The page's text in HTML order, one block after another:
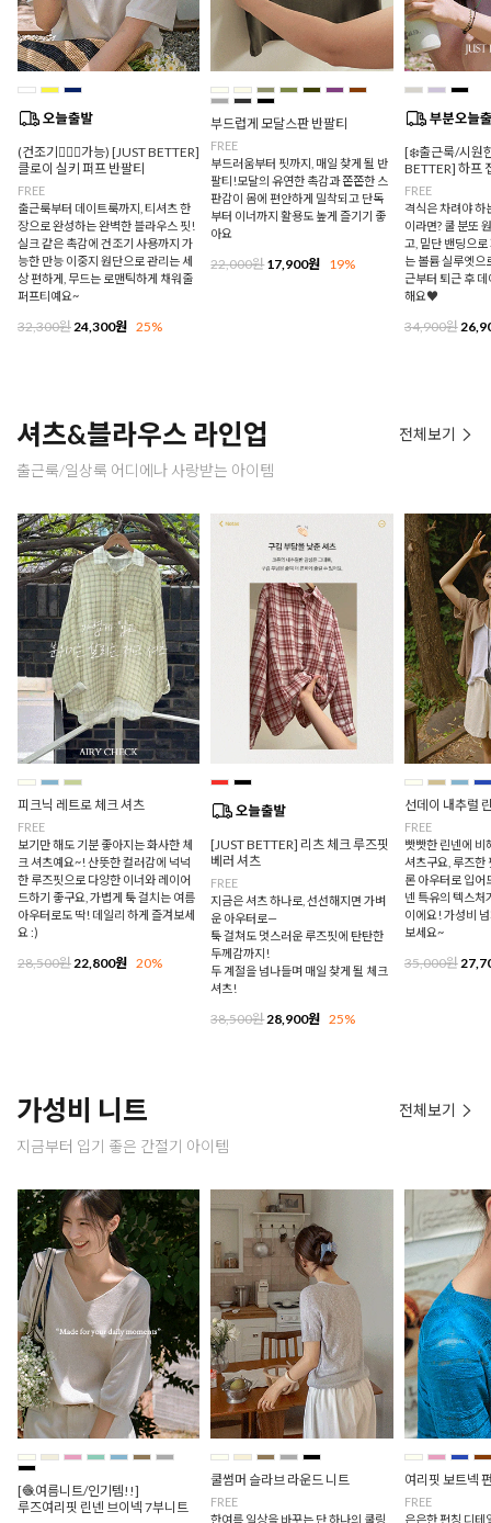
(건조기🙆🏻‍♀️가능) [JUST BETTER]
클로이 실키 퍼프 반팔티
FREE
출근룩부터 데이트룩까지, 티셔츠 한
장으로 완성하는 완벽한 블라우스 핏!
실크 같은 촉감에 건조기 사용까지 가
능한 만능 이중지 원단으로 관리는 세
상 편하게, 무드는 로맨틱하게 채워줄
퍼프티예요~
32,300원24,300원 25%
부드럽게 모달스판 반팔티
FREE
부드러움부터 핏까지, 매일 찾게 될 반
팔티!모달의 유연한 촉감과 쫀쫀한 스
판감이 몸에 편안하게 밀착되고 단독
부터 이너까지 활용도 높게 즐기기 좋
아요
22,000원17,900원 19%
[❄️출근룩/시원
BETTER] 하프
FREE
격식은 차려야 하
이라면? 쿨 분또
고, 밑단 밴딩으
는 볼륨 실루엣으
근부터 퇴근 후
해요♥
34,900원
셔츠&블라우스 라인업
출근룩/일상룩 어디에나 사랑받는 아이템
전체보기
피크닉 레트로 체크 셔츠
FREE
보기만 해도 기분 좋아지는 화사한 체
크 셔츠예요~! 산뜻한 컬러감에 넉넉
한 루즈핏으로 다양한 이너와 레이어
드하기 좋구요, 가볍게 툭 걸치는 여름
아우터로도 딱! 데일리 하게 즐겨보세
요 :)
28,500원 22,800원 20%
[JUST BETTER] 리츠 체크 루즈핏
베러 셔츠
FREE
지금은 셔츠 하나로, 선선해지면 가벼
운 아우터로—
툭 걸쳐도 멋스러운 루즈핏에 탄탄한
두께감까지!
두 계절을 넘나들며 매일 찾게 될 체크
셔츠!
38,500원28,900원 25%
선데이 내추럴
FREE
빳빳한 린넨에 비
셔츠구요, 루즈한
론 아우터로 입어
넨 특유의 텍스처
이에요! 가성비
보세요~
35,000원
가성비 니트
지금부터 입기 좋은 간절기 아이템
전체보기
[🧶여름니트/인기템!!]
루즈여리핏 린넨 브이넥 7부니트
쿨썸머 슬라브 라운드 니트
FREE
한여름 일상을 바꾸는 단 하나의 쿨링
여리핏 보트넥
FREE
은은한 펀칭 디테